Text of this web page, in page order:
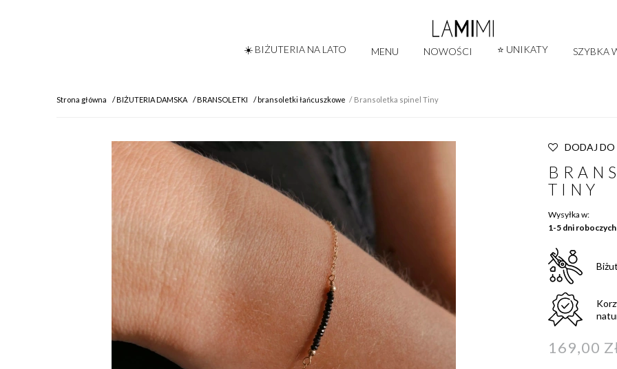
☀️ BIŻUTERIA NA LATO MENU NOWOŚCI ⭐ UNIKATY SZYBKA
Strona główna BIŻUTERIA DAMSKA BRANSOLETKI bransoletki łańcuszkowe Bransoletka spinel Tiny
DODAJ DO
TINY
Wysyłka w:
1-5 dni roboczych
169,00